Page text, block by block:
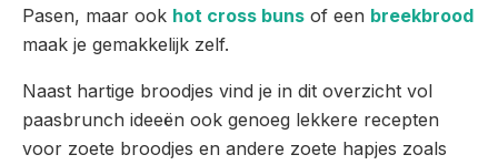
Pasen, maar ook hot cross buns of een breekbrood
maak je gemakkelijk zelf.
Naast hartige broodjes vind je in dit overzicht vol
paasbrunch ideeën ook genoeg lekkere recepten
voor zoete broodjes en andere zoete hapjes zoals